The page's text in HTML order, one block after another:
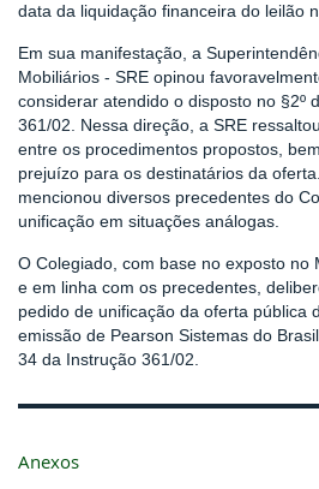
data da liquidação financeira do leilão
Em sua manifestação, a
Mobiliários - SRE opinou
considerar atendido o disposto no §2º
361/02. Nessa direção, a SRE
entre os procedimentos propostos,
prejuízo para os destinatários da
mencionou diversos precedentes do
unificação em situações análogas.
O Colegiado, com base no exposto no
e em linha com os precedentes,
pedido de unificação da oferta pública
emissão de Pearson Sistemas do
34 da Instrução 361/02.
Anexos